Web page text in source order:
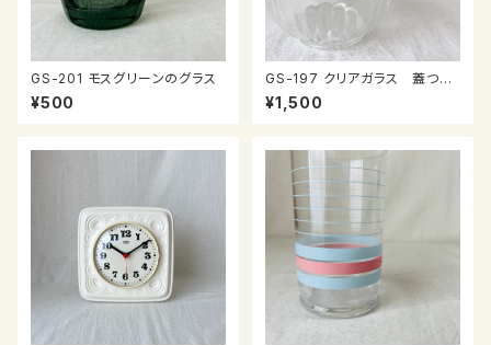
GS-201 モスグリーンのグラス
¥500
GS-197 クリアガラス 蓋つき
小物入れ
¥1,500